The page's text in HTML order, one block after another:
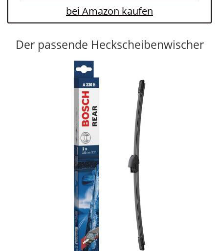
bei Amazon kaufen
Der passende Heckscheibenwischer